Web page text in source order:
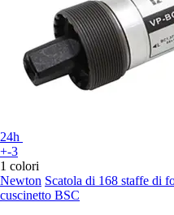
24h
+-3
1 colori
Newton Scatola di 168 staffe di
cuscinetto BSC